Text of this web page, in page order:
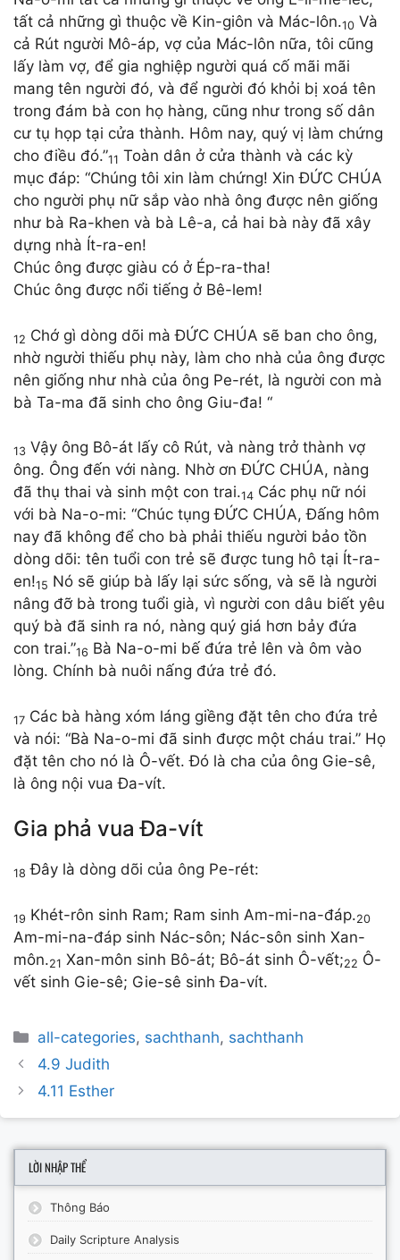
tất cả những gì thuộc về Kin-giôn và Mác-lôn.10 Và
cả Rút người Mô-áp, vợ của Mác-lôn nữa, tôi cũng
lấy làm vợ, để gia nghiệp người quá cố mãi mãi
mang tên người đó, và để người đó khỏi bị xoá tên
trong đám bà con họ hàng, cũng như trong số dân
cư tụ họp tại cửa thành. Hôm nay, quý vị làm chứng
cho điều đó.”11 Toàn dân ở cửa thành và các kỳ
mục đáp: “Chúng tôi xin làm chứng! Xin ĐỨC CHÚA
cho người phụ nữ sắp vào nhà ông được nên giống
như bà Ra-khen và bà Lê-a, cả hai bà này đã xây
dựng nhà Ít-ra-en!
Chúc ông được giàu có ở Ép-ra-tha!
Chúc ông được nổi tiếng ở Bê-lem!
12 Chớ gì dòng dõi mà ĐỨC CHÚA sẽ ban cho ông,
nhờ người thiếu phụ này, làm cho nhà của ông được
nên giống như nhà của ông Pe-rét, là người con mà
bà Ta-ma đã sinh cho ông Giu-đa! “
13 Vậy ông Bô-át lấy cô Rút, và nàng trở thành vợ
ông. Ông đến với nàng. Nhờ ơn ĐỨC CHÚA, nàng
đã thụ thai và sinh một con trai.14 Các phụ nữ nói
với bà Na-o-mi: “Chúc tụng ĐỨC CHÚA, Đấng hôm
nay đã không để cho bà phải thiếu người bảo tồn
dòng dõi: tên tuổi con trẻ sẽ được tung hô tại Ít-ra-
en!15 Nó sẽ giúp bà lấy lại sức sống, và sẽ là người
nâng đỡ bà trong tuổi già, vì người con dâu biết yêu
quý bà đã sinh ra nó, nàng quý giá hơn bảy đứa
con trai.”16 Bà Na-o-mi bế đứa trẻ lên và ôm vào
lòng. Chính bà nuôi nấng đứa trẻ đó.
17 Các bà hàng xóm láng giềng đặt tên cho đứa trẻ
và nói: “Bà Na-o-mi đã sinh được một cháu trai.” Họ
đặt tên cho nó là Ô-vết. Đó là cha của ông Gie-sê,
là ông nội vua Đa-vít.
Gia phả vua Đa-vít
18 Đây là dòng dõi của ông Pe-rét:
19 Khét-rôn sinh Ram; Ram sinh Am-mi-na-đáp.20
Am-mi-na-đáp sinh Nác-sôn; Nác-sôn sinh Xan-
môn.21 Xan-môn sinh Bô-át; Bô-át sinh Ô-vết;22 Ô-
vết sinh Gie-sê; Gie-sê sinh Đa-vít.
Categories
all-categories, sachthanh, sachthanh
Post
navigation
4.9 Judith
4.11 Esther
LỜI NHẬP THỂ
Thông Báo
Daily Scripture Analysis